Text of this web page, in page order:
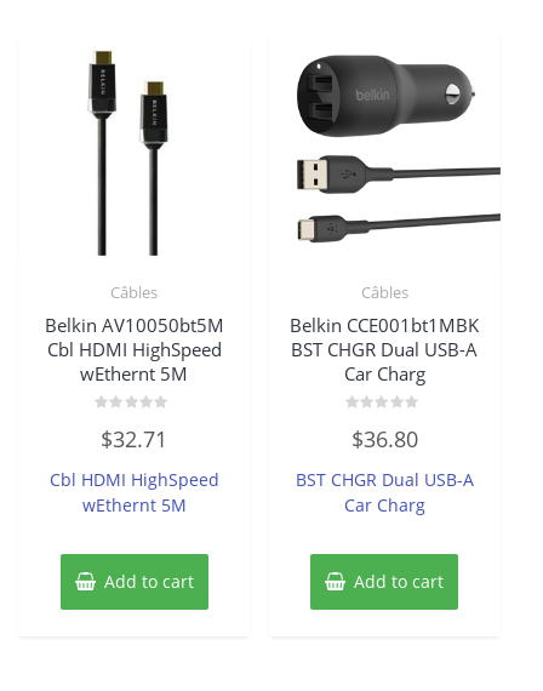
Câbles
Belkin AV10050bt5M
Cbl HDMI HighSpeed
wEthernt 5M
0
out
5
$32.71
Cbl HDMI HighSpeed
wEthernt 5M
Add to cart
Câbles
Belkin CCE001bt1MBK
BST CHGR Dual USB-A
Car Charg
0
out
5
$36.80
BST CHGR Dual USB-A
Car Charg
Add to cart